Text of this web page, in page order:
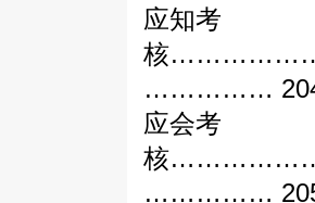
应知考
核
……………
应会考
核
……………